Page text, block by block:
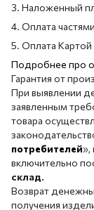
3. Наложенный
4. Оплата
5. Оплата
Подробнее про
Гарантия от
При выявлении
заявленным
товара
потребителей»,
включительно
склад.
Возврат
получения